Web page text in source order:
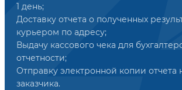
1 день;
Доставку отчета о полученных
курьером по адресу;
Выдачу кассового чека для
отчетности;
Отправку электронной копии отчета
заказчика.